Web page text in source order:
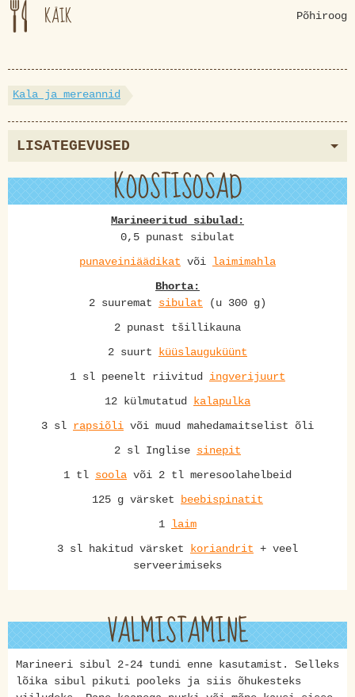
KÄIK
Põhiroog
Kala ja mereannid
LISATEGEVUSED
KOOSTISOSAD
Marineeritud sibulad:
0,5 punast sibulat
punaveiniäädikat või laimimahla
Bhorta:
2 suuremat sibulat (u 300 g)
2 punast tšillikauna
2 suurt
küüslauguküünt
1 sl peenelt riivitud ingverijuurt
12 külmutatud
kalapulka
3 sl rapsiõli või muud mahedamaitselist õli
2 sl Inglise sinepit
1 tl soola või 2 tl meresoolahelbeid
125 g värsket
beebispinatit
1 laim
3 sl hakitud värsket
koriandrit + veel
serveerimiseks
VALMISTAMINE
Marineeri sibul 2-24 tundi enne kasutamist. Selleks
lõika sibul pikuti pooleks ja siis õhukesteks